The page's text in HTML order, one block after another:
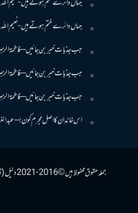
جہاں دائرے ختم ہوتے ہیں- نعیم اللہ
جہاں دائرے ختم ہوتے ہیں- نعیم اللہ
جب جذبات خبر بن جائیں –
جب جذبات خبر بن جائیں –
جب جذبات خبر بن جائیں –
اس خاندان کا اصل مجرم کون! –
جملہ حقوق محفوظ ہیں © 2016-2021 دلیل (ڈاٹ پی کے)۔